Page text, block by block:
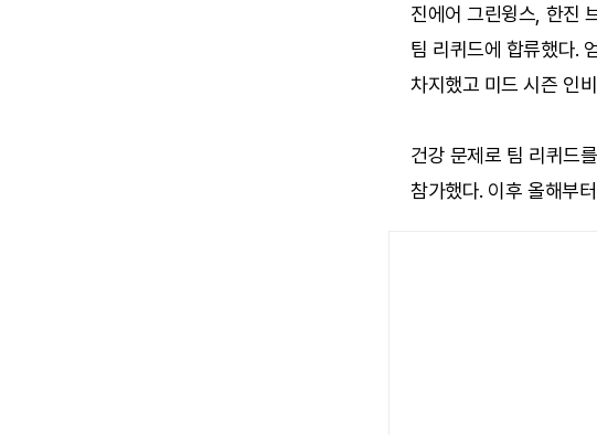
진에어 그린윙스, 한진
팀 리퀴드에 합류했다.
차지했고 미드 시즌 인
건강 문제로 팀 리퀴드
참가했다. 이후 올해부